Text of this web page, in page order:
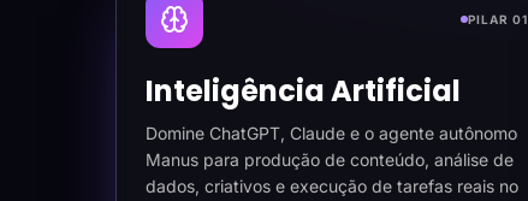
PILAR 01
Inteligência Artificial
Domine ChatGPT, Claude e o agente autônomo
Manus para produção de conteúdo, análise de
dados, criativos e execução de tarefas reais no